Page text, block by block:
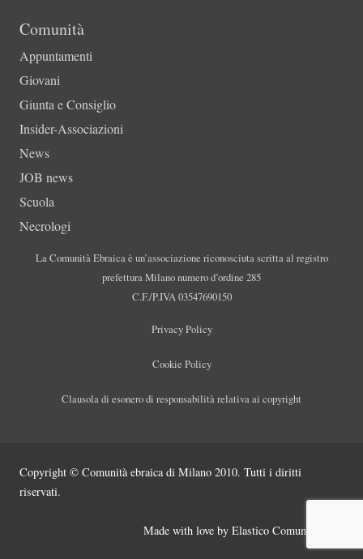
Comunità
Appuntamenti
Giovani
Giunta e Consiglio
Insider-Associazioni
News
JOB news
Scuola
Necrologi
La Comunità Ebraica è un’associazione riconosciuta scritta al registro
prefettura Milano numero d’ordine 285
C.F./P.IVA 03547690150
Privacy Policy
Cookie Policy
Clausola di esonero di responsabilità relativa ai copyright
Copyright © Comunità ebraica di Milano 2010. Tutti i diritti
riservati.
Made with love by Elastico Comunicazione